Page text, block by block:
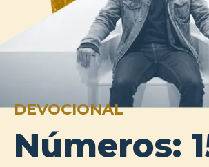
DEVOCIONAL
Números: